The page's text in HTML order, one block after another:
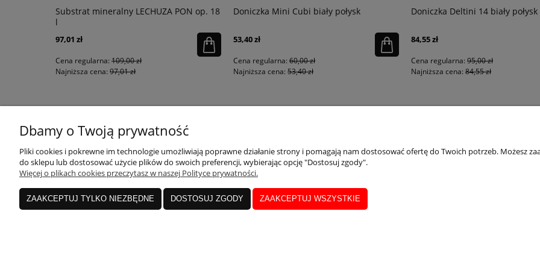
Substrat mineralny LECHUZA PON op. 18
l
97,01 zł
Cena regularna: 109,00 zł
Najniższa cena: 97,01 zł
Doniczka Mini Cubi biały połysk
53,40 zł
Cena regularna: 60,00 zł
Najniższa cena: 53,40 zł
Doniczka Deltini 14 biały połysk
84,55 zł
Cena regularna: 95,00 zł
Najniższa cena: 84,55 zł
KONTAKT
sklep@qdecor.pl
Czynne pn. - pt. 10:00-15:00
Formularz kontaktowy
MOJE KONTO
Twoje zamówienia
Przechowalnia
Dostępne formy płatości
Realizacja, wysyłka i zwroty
Dbamy o Twoją prywatność
Pliki cookies i pokrewne im technologie umożliwiają poprawne działanie strony i pomagają nam dostosować ofertę do Twoich potrzeb. Możesz
do sklepu lub dostosować użycie plików do swoich preferencji, wybierając opcję "Dostosuj zgody".
Więcej o plikach cookies przeczytasz w naszej Polityce prywatności.
ZAAKCEPTUJ TYLKO NIEZBĘDNE DOSTOSUJ ZGODY ZAAKCEPTUJ WSZYSTKIE